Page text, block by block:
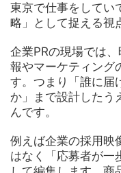
東京で仕事をしてい
略」として捉える視
企業PRの現場では
報やマーケティング
す。つまり「誰に届
か」まで設計したう
んです。
例えば企業の採用映
はなく「応募者が一